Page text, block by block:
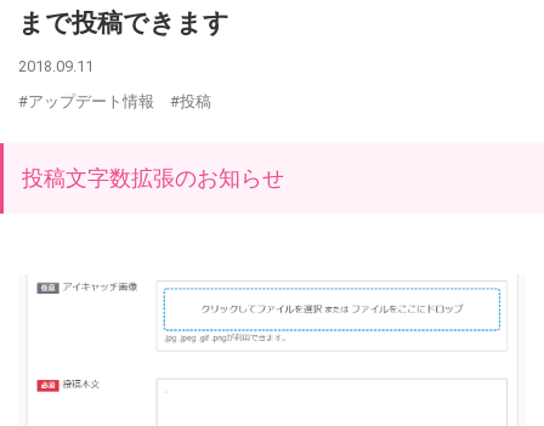
まで投稿できます
2018.09.11
#アップデート情報
#投稿
投稿文字数拡張のお知らせ